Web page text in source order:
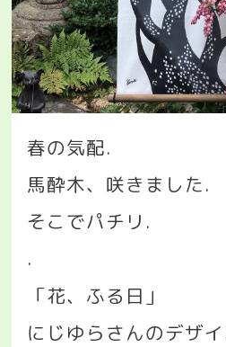
春の気配.
馬酔木、咲きました.
そこでパチリ .
.
「花、ふる日」
にじゆらさんのデザ